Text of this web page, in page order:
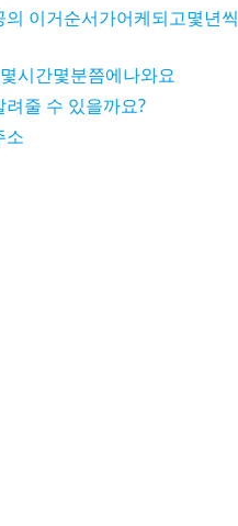
이거순서가어케되고몇년씩
시간몇분쯤에나와요
줄 수 있을까요?
소